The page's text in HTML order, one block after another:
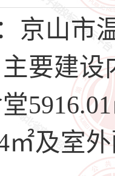
京山市
要建设
㎡及室